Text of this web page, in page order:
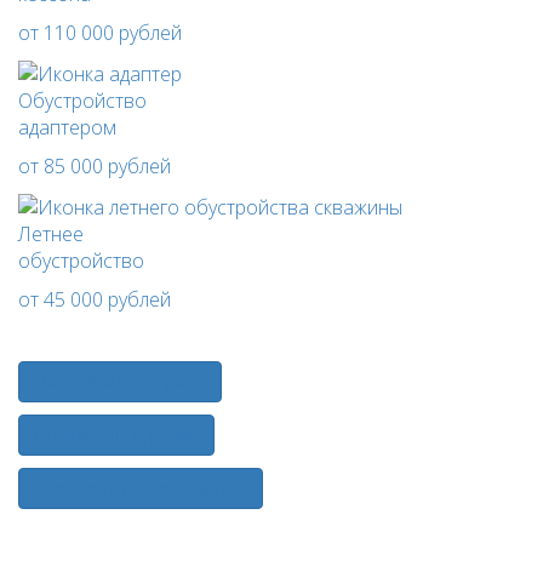
от 110 000 рублей
Обустройство
адаптером
от 85 000 рублей
Летнее
обустройство
от 45 000 рублей